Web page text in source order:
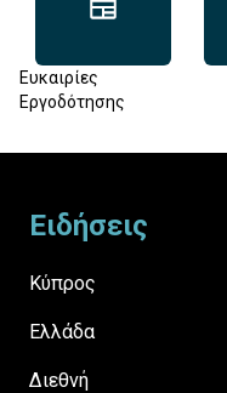
Ευκαιρίες
Εργοδότησης
Ειδήσεις
Κύπρος
Ελλάδα
Διεθνή